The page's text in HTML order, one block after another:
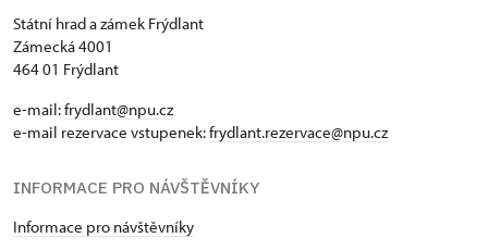
Státní hrad a zámek Frýdlant
Zámecká 4001
464 01 Frýdlant
e-mail:frydlant@npu.cz
e-mail rezervace vstupenek:frydlant.rezervace@npu.cz
INFORMACE PRO NÁVŠTĚVNÍKY
Informace pro návštěvníky